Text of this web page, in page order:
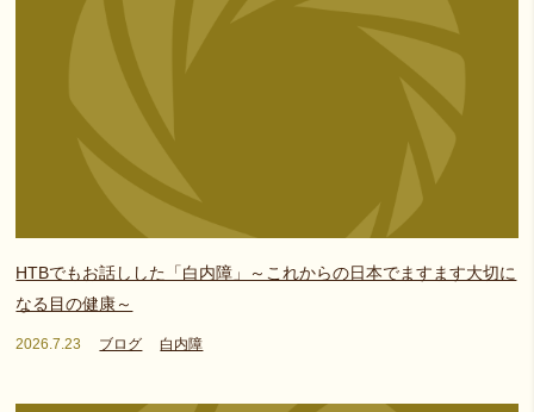
HTBでもお話しした「白内障」～これからの日本でますます大切に
なる目の健康～
2026.7.23 ブログ 白内障